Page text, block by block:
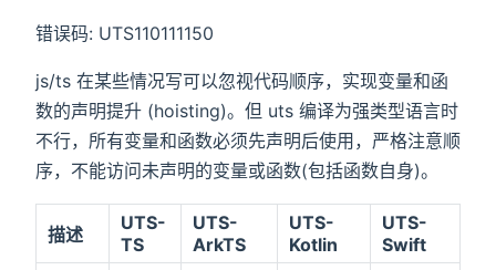
错误码: UTS110111150
js/ts 在某些情况写可以忽视代码顺序，实现变量和函
数的声明提升 (hoisting)。但 uts 编译为强类型语言时
不行，所有变量和函数必须先声明后使用，严格注意顺
序，不能访问未声明的变量或函数(包括函数自身)。
描述
UTS-
TS
UTS-
ArkTS
UTS-
Kotlin
UTS-
Swift